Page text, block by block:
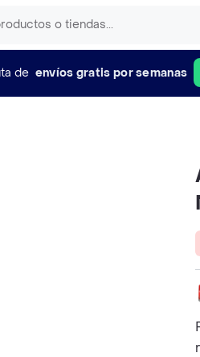
de envíos gratis por semanas